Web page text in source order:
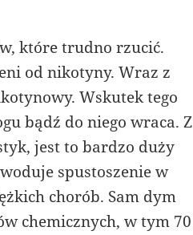
które trudno rzucić.
od nikotyny. Wraz z
Wskutek tego
bądź do niego wraca. Z
jest to bardzo duży
spustoszenie w
chorób. Sam dym
chemicznych, w tym 70